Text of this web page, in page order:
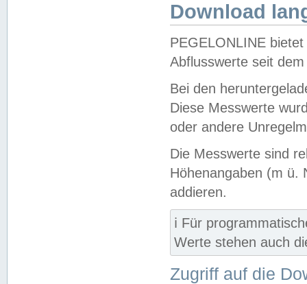
Download
PEGELONLINE
Abflusswerte seit
Bei den
Diese Messwerte
oder andere
Die Messwerte sind
Höhenangaben (m ü.
addieren.
ℹ️ Für
Werte stehen auch
Zugriff auf die